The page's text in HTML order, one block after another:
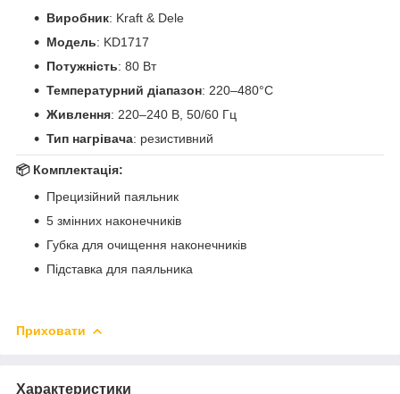
Виробник: Kraft & Dele
Модель: KD1717
Потужність: 80 Вт
Температурний діапазон: 220–480°C
Живлення: 220–240 В, 50/60 Гц
Тип нагрівача: резистивний
📦 Комплектація:
Прецизійний паяльник
5 змінних наконечників
Губка для очищення наконечників
Підставка для паяльника
Приховати
Характеристики